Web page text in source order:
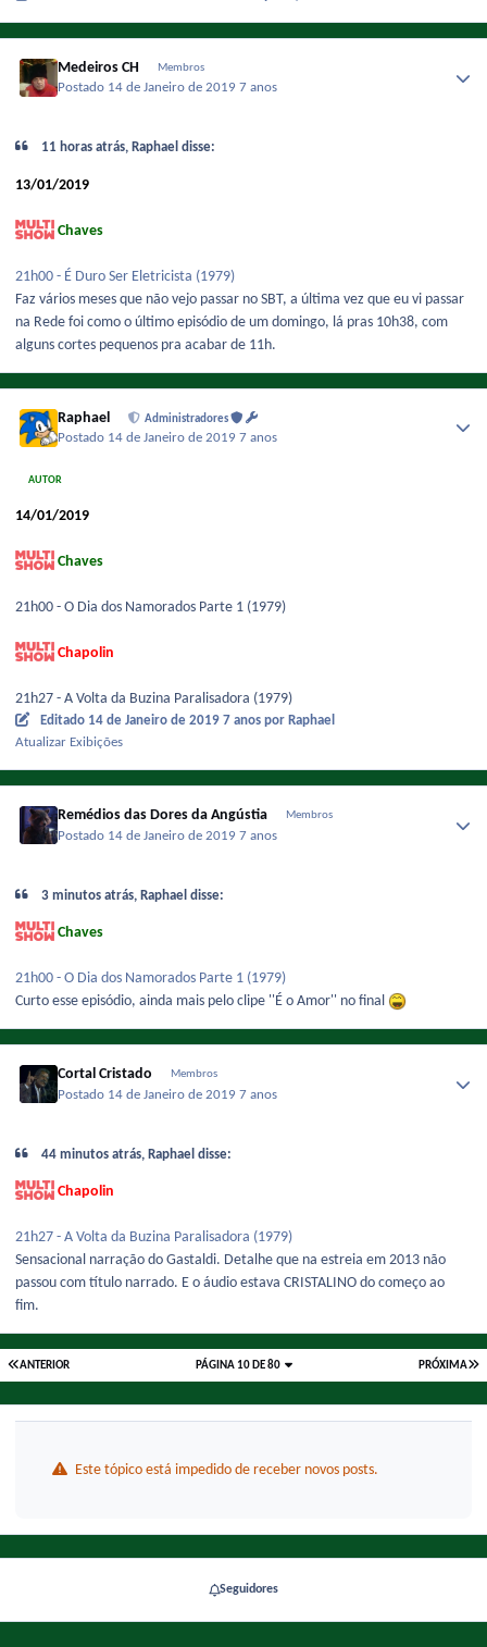
Medeiros CH Membros
Postado 14 de Janeiro de 2019 7 anos
11 horas atrás, Raphael disse:
13/01/2019
Chaves
21h00 - É Duro Ser Eletricista (1979)
Faz vários meses que não vejo passar no SBT, a última vez que eu vi passar
na Rede foi como o último episódio de um domingo, lá pras 10h38, com
alguns cortes pequenos pra acabar de 11h.
Raphael Administradores
Postado 14 de Janeiro de 20197 anos
AUTOR
14/01/2019
Chaves
21h00 - O Dia dos Namorados Parte 1 (1979)
Chapolin
21h27 - A Volta da Buzina Paralisadora (1979)
Editado 14 de Janeiro de 2019 7 anos por Raphael
Atualizar Exibições
Remédios das Dores da Angústia Membros
Postado 14 de Janeiro de 20197 anos
3 minutos atrás, Raphael disse:
Chaves
21h00 - O Dia dos Namorados Parte 1 (1979)
Curto esse episódio, ainda mais pelo clipe ''É o Amor'' no final
Cortal Cristado Membros
Postado 14 de Janeiro de 20197 anos
44 minutos atrás, Raphael disse:
Chapolin
21h27 - A Volta da Buzina Paralisadora (1979)
Sensacional narração do Gastaldi. Detalhe que na estreia em 2013 não
passou com título narrado. E o áudio estava CRISTALINO do começo ao
fim.
ANTERIOR PRÓXIMA
PÁGINA 10 DE 80
Este tópico está impedido de receber novos posts.
Seguidores